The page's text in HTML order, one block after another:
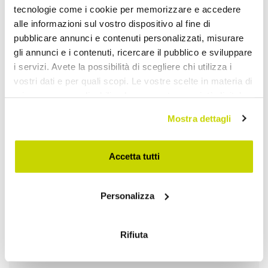
tecnologie come i cookie per memorizzare e accedere
alle informazioni sul vostro dispositivo al fine di
pubblicare annunci e contenuti personalizzati, misurare
gli annunci e i contenuti, ricercare il pubblico e sviluppare
i servizi. Avete la possibilità di scegliere chi utilizza i
vostri dati e per quali scopi. Le vostre scelte in materia di
modificare o revocare il proprio consenso in qualsiasi
momento dalla Dichiarazione sui cookie o facendo clic
sull'icona di attivazione della privacy.
raccogliere informazioni sulla tua posizione
Identificare il tuo dispositivo, scansionandolo
Mostra dettagli
Accetta tutti
Personalizza
Rifiuta
Oferta por tempo limitado.
Não perca!